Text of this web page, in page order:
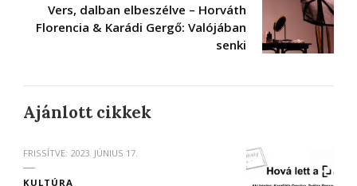
Vers, dalban elbeszélve – Horváth
Florencia & Karádi Gergő: Valójában
senki
Ajánlott cikkek
FRISSÍTVE: 2023. JÚNIUS 17.
KULTÚRA